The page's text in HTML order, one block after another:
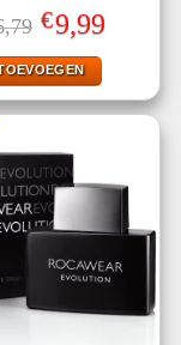
Gewaardeerd
uit 5
Oorspronkelijke
prijs
was:
€36,79.
€9,99Huidige
prijs